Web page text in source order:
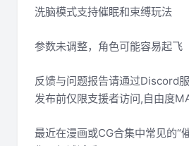
洗脑模式支持催眠和束缚玩法
参数未调整，角色可能容易起飞
反馈与问题报告请通过Discord
发布前仅限支援者访问,自由度
最近在漫画或CG合集中常见的“